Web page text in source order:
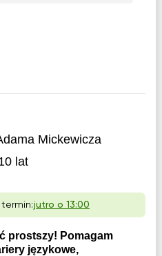
Mickewicza
lat
termin:jutro o 13:00
prostszy! Pomagam
językowe,